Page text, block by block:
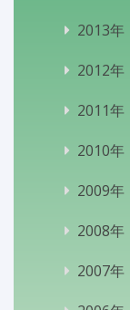
2013年
2012年
2011年
2010年
2009年
2008年
2007年